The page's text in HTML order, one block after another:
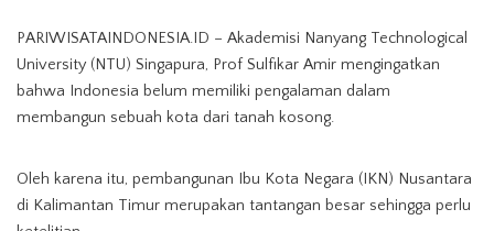
PARIWISATAINDONESIA.ID – Akademisi Nanyang Technological
University (NTU) Singapura, Prof Sulfikar Amir mengingatkan
bahwa Indonesia belum memiliki pengalaman dalam
membangun sebuah kota dari tanah kosong.
Oleh karena itu, pembangunan Ibu Kota Negara (IKN) Nusantara
di Kalimantan Timur merupakan tantangan besar sehingga perlu